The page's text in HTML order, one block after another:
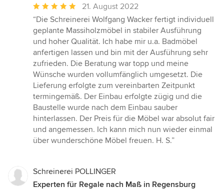
Durchschnittliche
Bewertung:
5
von
5
Sternen
21. August 2022
“Die Schreinerei Wolfgang Wacker fertigt individuell
geplante Massiholzmöbel in stabiler Ausführung
und hoher Qualität. Ich habe mir u.a. Badmöbel
anfertigen lassen und bin mit der Ausführung sehr
zufrieden. Die Beratung war topp und meine
Wünsche wurden vollumfänglich umgesetzt. Die
Lieferung erfolgte zum vereinbarten Zeitpunkt
termingemäß. Der Einbau erfolgte zügig und die
Baustelle wurde nach dem Einbau sauber
hinterlassen. Der Preis für die Möbel war absolut fair
und angemessen. Ich kann mich nun wieder einmal
über wunderschöne Möbel freuen. H. S.”
Schreinerei POLLINGER
Experten für Regale nach Maß in Regensburg